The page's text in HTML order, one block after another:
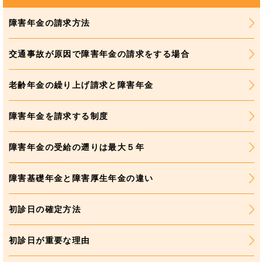
障害年金の請求方法
交通事故が原因で障害年金の請求をする場合
老齢年金の繰り上げ請求と障害年金
障害年金を請求する制度
障害年金の受給の遡りは最大５年
障害基礎年金と障害厚生年金の違い
初診日の確定方法
初診日が重要な理由